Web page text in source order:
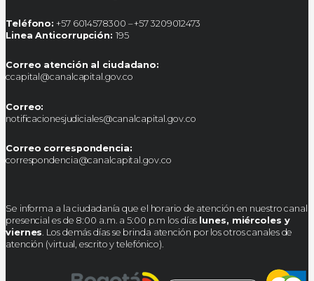
Teléfono: +57 6014578300 – +57 3209012473
Linea Anticorrupción: 195
Correo atención al ciudadano:
ccapital@canalcapital.gov.co
Correo:
notificacionesjudiciales@canalcapital.gov.co
Correo correspondencia:
correspondencia@canalcapital.gov.co
Se informa a la ciudadanía que el horario de atención en nuestro canal
presencial es de 8:00 a.m. a 5:00 p.m los días lunes, miércoles y
viernes . Los demás días se brinda atención por los otros canales de
atención (virtual, escrito y telefónico).